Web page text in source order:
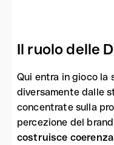
Il ruolo delle
Qui entra in gioco la
diversamente dalle
concentrate sulla
percezione del
costruisce